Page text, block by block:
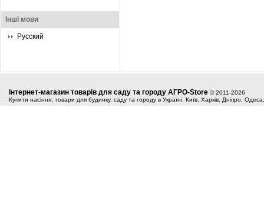
Інші мови
Русский
Інтернет-магазин товарів для саду та городу АГРО-Store © 2011-2026
Купити насіння, товари для будинку, саду та городу в Україні: Київ, Харків, Дніпро,